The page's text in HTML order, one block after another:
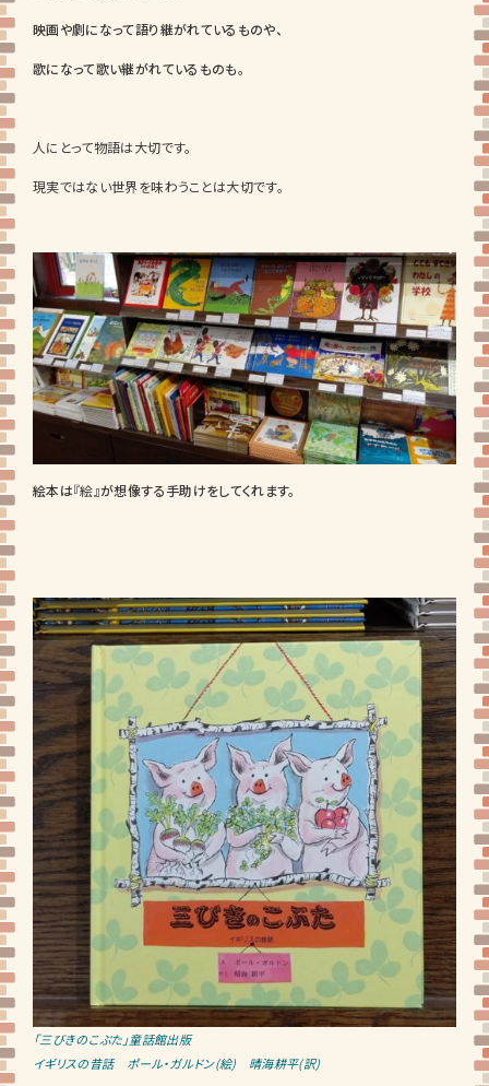
映画や劇になって語り継がれているものや、
歌になって歌い継がれているものも。
人にとって物語は大切です。
現実ではない世界を味わうことは大切です。
絵本は『絵』が想像する手助けをしてくれます。
「三びきのこぶた」童話館出版
イギリスの昔話 ポール・ガルドン(絵) 晴海耕平(訳)